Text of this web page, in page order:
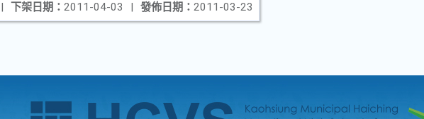
發佈日期： 2011-03-23
下架日期： 2011-04-03 |
|